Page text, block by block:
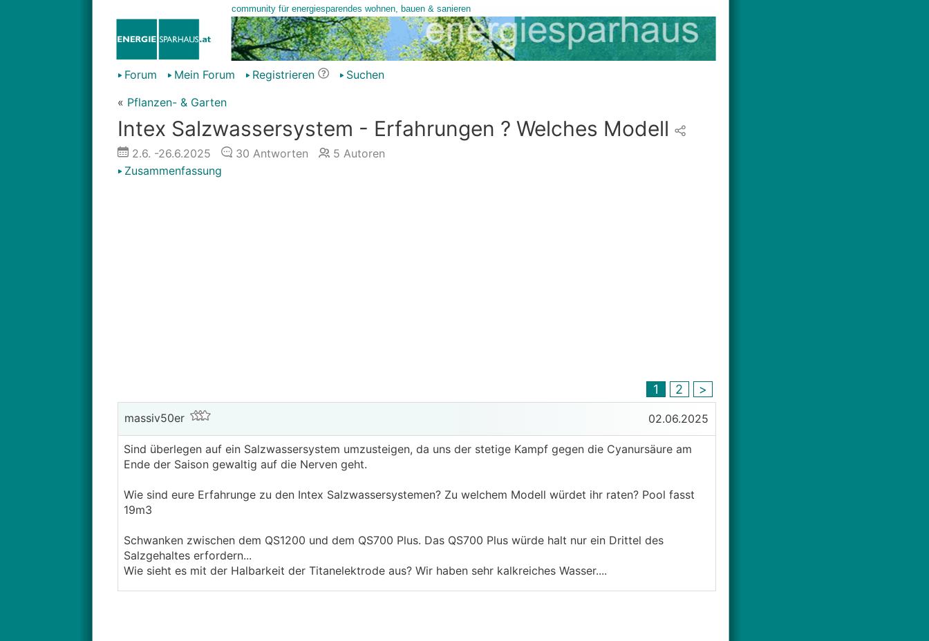
Forum Mein Forum Registrieren
Suchen
« Pflanzen- & Garten
Intex Salzwassersystem - Erfahrungen ? Welches Modell
2.6. -26.6.2025 30 Antworten 5 Autoren
Zusammenfassung
1 2 >
massiv50er 02.06.2025
Sind überlegen auf ein Salzwassersystem umzusteigen, da uns der stetige Kampf gegen die Cyanursäure am
Ende der Saison gewaltig auf die Nerven geht.
Wie sind eure Erfahrunge zu den Intex Salzwassersystemen? Zu welchem Modell würdet ihr raten? Pool fasst
19m3
Schwanken zwischen dem QS1200 und dem QS700 Plus. Das QS700 Plus würde halt nur ein Drittel des
Salzgehaltes erfordern...
Wie sieht es mit der Halbarkeit der Titanelektrode aus? Wir haben sehr kalkreiches Wasser....